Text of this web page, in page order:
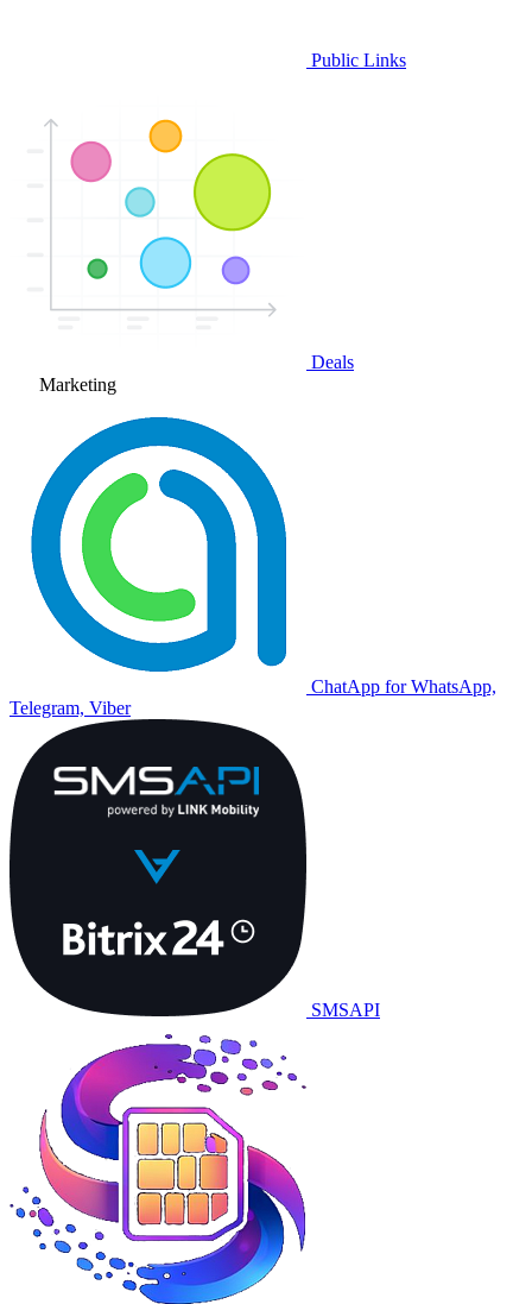
Public Links
Deals
Marketing
ChatApp for WhatsApp,
Telegram, Viber
SMSAPI